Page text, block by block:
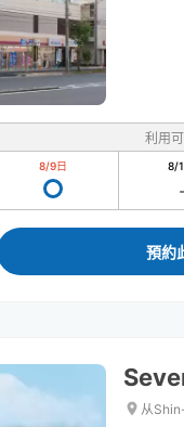
利用
8/9日 8/
預約
从